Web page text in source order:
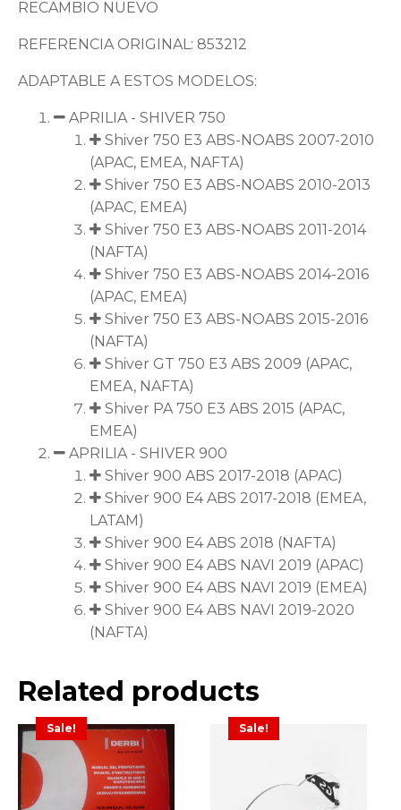
RECAMBIO NUEVO
REFERENCIA ORIGINAL: 853212
ADAPTABLE A ESTOS MODELOS:
APRILIA - SHIVER 750
Shiver 750 E3 ABS-NOABS 2007-2010
(APAC, EMEA, NAFTA)
Shiver 750 E3 ABS-NOABS 2010-2013
(APAC, EMEA)
Shiver 750 E3 ABS-NOABS 2011-2014
(NAFTA)
Shiver 750 E3 ABS-NOABS 2014-2016
(APAC, EMEA)
Shiver 750 E3 ABS-NOABS 2015-2016
(NAFTA)
Shiver GT 750 E3 ABS 2009 (APAC,
EMEA, NAFTA)
Shiver PA 750 E3 ABS 2015 (APAC,
EMEA)
APRILIA - SHIVER 900
Shiver 900 ABS 2017-2018 (APAC)
Shiver 900 E4 ABS 2017-2018 (EMEA,
LATAM)
Shiver 900 E4 ABS 2018 (NAFTA)
Shiver 900 E4 ABS NAVI 2019 (APAC)
Shiver 900 E4 ABS NAVI 2019 (EMEA)
Shiver 900 E4 ABS NAVI 2019-2020
(NAFTA)
Related products
Sale! Sale!